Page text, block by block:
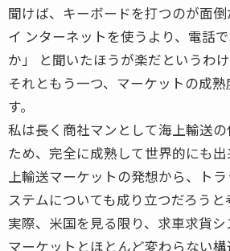
聞けば、キーボードを打つのが面倒
イ ンターネットを使うより、電話
か」 と聞いたほうが楽だというわけ
それともう一つ、マーケットの成
す。
私は長く商社マンとして海上輸送
ため、完全に成熟して世界的にも
上輸送マーケットの発想から、ト
ステムについても成り立つだろうと
実際、米国を見る限り、求車求貨
マーケットとほとんど変わらない